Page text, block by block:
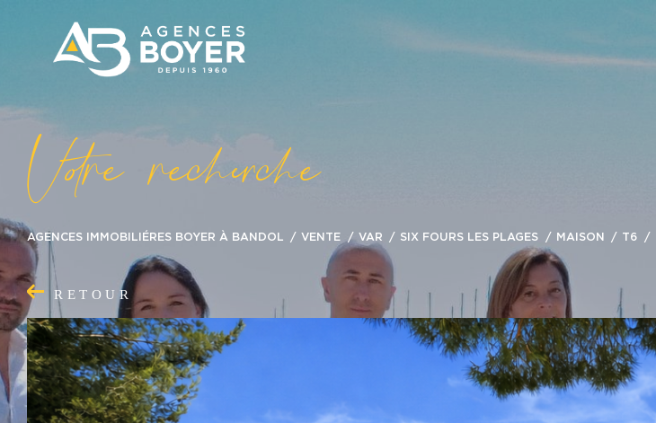
Vore recece
AGENCES IMMOBILIÉRES BOYER À BANDOL VENTE VAR SIX FOURS LES PLAGES MAISON T6
RETOUR